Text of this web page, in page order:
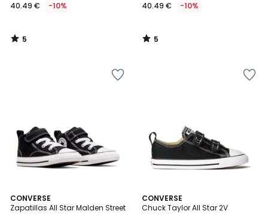
40.49 € -10%
5
/
40.49 € -10%
5
/
CONVERSE
Zapatillas All Star Malden Street
4,2
/ 5
CONVERSE
Chuck Taylor All Star 2V
5
/